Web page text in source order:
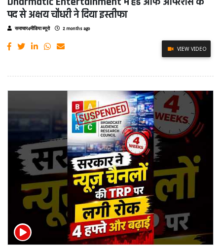
पद से अक्षय चौधरी ने दिया इस्तीफा
समाचार4मीडिया ब्यूरो 2 months ago
VIEW VIDEO